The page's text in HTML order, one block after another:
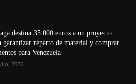
destina 35.000 euros a un proyecto
garantizar reparto de material y comprar
para Venezuela
2026